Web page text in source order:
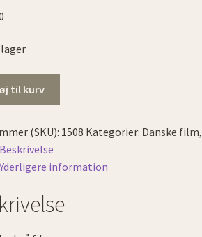
lager
til kurv
(SKU): 1508 Kategorier: Danske film,
Beskrivelse
Yderligere information